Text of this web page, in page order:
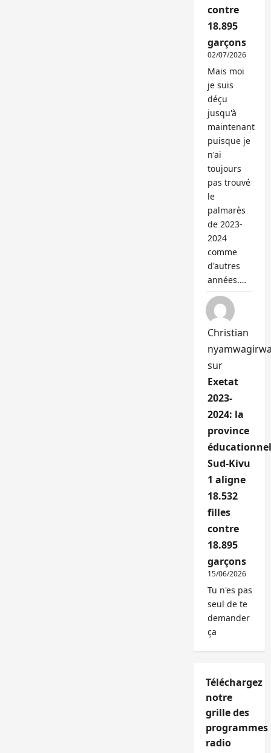
contre
18.895
garçons
02/07/2026
Mais moi
je suis
déçu
jusqu'à
maintenant
puisque je
n'ai
toujours
pas trouvé
le
palmarès
de 2023-
2024
comme
d'autres
années.…
Christian
sur
Exetat
2023-
2024: la
province
Sud-Kivu
1 aligne
18.532
filles
contre
18.895
garçons
15/06/2026
Tu n'es pas
seul de te
demander
ça
Téléchargez
notre
grille des
programmes
radio